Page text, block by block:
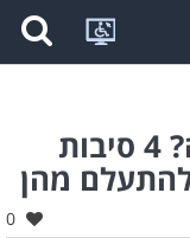
הידיים נרדמות לכם בלילה? 4 סיבות
מהן
0